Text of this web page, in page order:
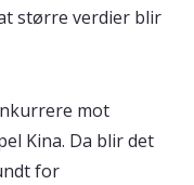
større verdier blir
mot
Kina. Da blir det
for